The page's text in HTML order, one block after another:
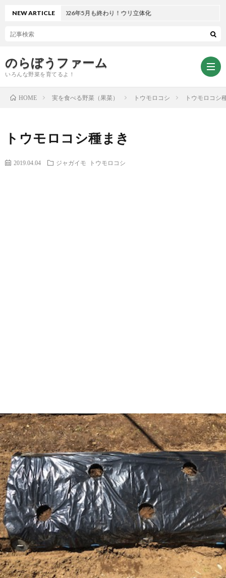
のらぼうファーム
いろんな野菜を育てるよ！
シ
ー
NEW ARTICLE2026年5月も終わり！ウリ立体化
HOME 実を食べる野菜（果菜） トウモロコシ トウモロコシ
トウモロコシ種まき
2019.04.04 ジャガイモ トウモロコシ